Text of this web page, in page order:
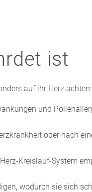
ist
auf ihr Herz achten:
und
oder nach
Kreislauf-System
wodurch sie sich